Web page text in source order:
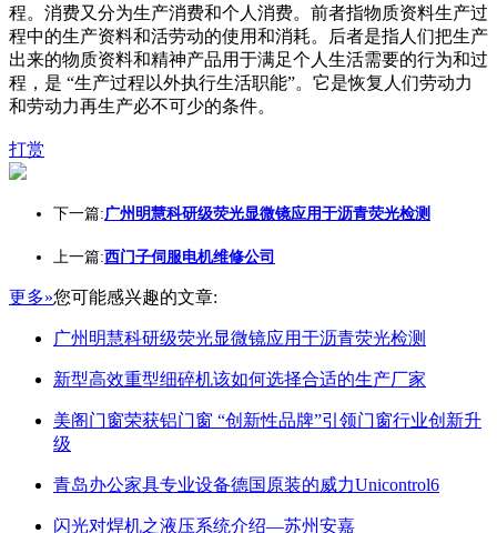
程。消费又分为生产消费和个人消费。前者指物质资料生产过
程中的生产资料和活劳动的使用和消耗。后者是指人们把生产
出来的物质资料和精神产品用于满足个人生活需要的行为和过
程，是 “生产过程以外执行生活职能”。它是恢复人们劳动力
和劳动力再生产必不可少的条件。
打赏
下一篇:广州明慧科研级荧光显微镜应用于沥青荧光检测
上一篇:西门子伺服电机维修公司
更多»您可能感兴趣的文章:
广州明慧科研级荧光显微镜应用于沥青荧光检测
新型高效重型细碎机该如何选择合适的生产厂家
美阁门窗荣获铝门窗 “创新性品牌”引领门窗行业创新升
级
青岛办公家具专业设备德国原装的威力Unicontrol6
闪光对焊机之液压系统介绍—苏州安嘉